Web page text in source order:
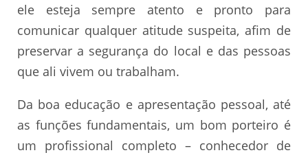
ele esteja sempre atento e pronto para
comunicar qualquer atitude suspeita, afim de
preservar a segurança do local e das pessoas
que ali vivem ou trabalham.
Da boa educação e apresentação pessoal, até
as funções fundamentais, um bom porteiro é
um profissional completo – conhecedor de